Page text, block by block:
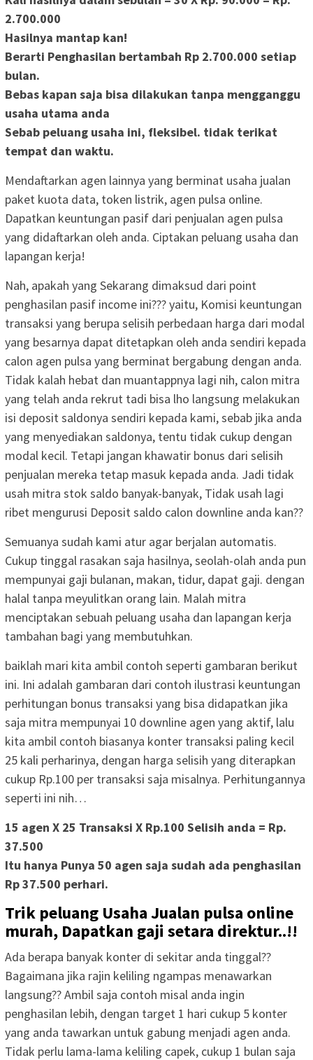
2.700.000
Hasilnya mantap kan!
Berarti Penghasilan bertambah Rp 2.700.000 setiap
bulan.
Bebas kapan saja bisa dilakukan tanpa mengganggu
usaha utama anda
Sebab peluang usaha ini, fleksibel. tidak terikat
tempat dan waktu.
Mendaftarkan agen lainnya yang berminat usaha jualan
paket kuota data, token listrik, agen pulsa online.
Dapatkan keuntungan pasif dari penjualan agen pulsa
yang didaftarkan oleh anda. Ciptakan peluang usaha dan
lapangan kerja!
Nah, apakah yang Sekarang dimaksud dari point
penghasilan pasif income ini??? yaitu, Komisi keuntungan
transaksi yang berupa selisih perbedaan harga dari modal
yang besarnya dapat ditetapkan oleh anda sendiri kepada
calon agen pulsa yang berminat bergabung dengan anda.
Tidak kalah hebat dan muantappnya lagi nih, calon mitra
yang telah anda rekrut tadi bisa lho langsung melakukan
isi deposit saldonya sendiri kepada kami, sebab jika anda
yang menyediakan saldonya, tentu tidak cukup dengan
modal kecil. Tetapi jangan khawatir bonus dari selisih
penjualan mereka tetap masuk kepada anda. Jadi tidak
usah mitra stok saldo banyak-banyak, Tidak usah lagi
ribet mengurusi Deposit saldo calon downline anda kan??
Semuanya sudah kami atur agar berjalan automatis.
Cukup tinggal rasakan saja hasilnya, seolah-olah anda pun
mempunyai gaji bulanan, makan, tidur, dapat gaji. dengan
halal tanpa meyulitkan orang lain. Malah mitra
menciptakan sebuah peluang usaha dan lapangan kerja
tambahan bagi yang membutuhkan.
baiklah mari kita ambil contoh seperti gambaran berikut
ini. Ini adalah gambaran dari contoh ilustrasi keuntungan
perhitungan bonus transaksi yang bisa didapatkan jika
saja mitra mempunyai 10 downline agen yang aktif, lalu
kita ambil contoh biasanya konter transaksi paling kecil
25 kali perharinya, dengan harga selisih yang diterapkan
cukup Rp.100 per transaksi saja misalnya. Perhitungannya
seperti ini nih…
15 agen X 25 Transaksi X Rp.100 Selisih anda = Rp.
37.500
Itu hanya Punya 50 agen saja sudah ada penghasilan
Rp 37.500 perhari.
Trik peluang Usaha Jualan pulsa online
murah, Dapatkan gaji setara direktur..!!
Ada berapa banyak konter di sekitar anda tinggal??
Bagaimana jika rajin keliling ngampas menawarkan
langsung?? Ambil saja contoh misal anda ingin
penghasilan lebih, dengan target 1 hari cukup 5 konter
yang anda tawarkan untuk gabung menjadi agen anda.
Tidak perlu lama-lama keliling capek, cukup 1 bulan saja